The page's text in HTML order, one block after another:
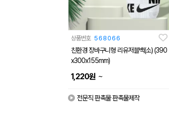
상품번호 568066
친환경 장바구니형 리유저블백(소) (390
x300x155mm)
1,220원 ~
전문직 판촉물 판촉물제작